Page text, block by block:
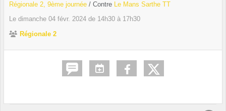
Régionale 2, 9ème journée / Contre Le Mans Sarthe TT
Le dimanche 04 févr. 2024 de 14h30 à 17h30
Régionale 2